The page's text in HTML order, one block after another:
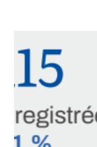
administratif
d'Amiens
bilan
de